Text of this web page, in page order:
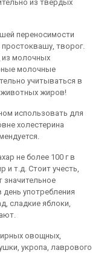
из твердых
переносимости
творог.
из молочных
молочные
учитываться в
жиров!
использовать для
холестерина
не более 100 г в
т.д. Стоит учесть,
употребления
сладкие яблоки,
овощных,
укропа, лаврового